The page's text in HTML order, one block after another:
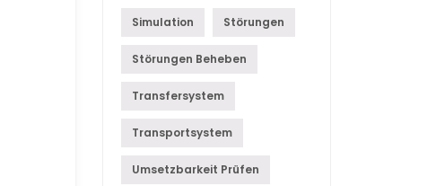
Simulation Störungen
Störungen Beheben
Transfersystem
Transportsystem
Umsetzbarkeit Prüfen